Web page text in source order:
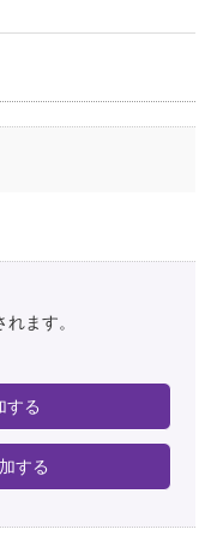
ます。
する
する